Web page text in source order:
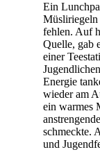
Ein
Müsliriegeln
fehlen. Auf
Quelle, gab
einer
Energie
wieder am
ein warmes
schmeckte.
und